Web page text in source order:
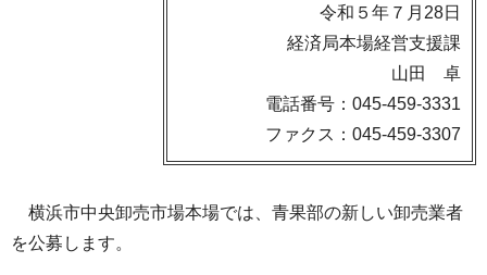
令和５年７月28日
経済局本場経営支援課
山田 卓
電話番号：045-459-3331
ファクス：045-459-3307
横浜市中央卸売市場本場では、青果部の新しい卸売業者
を公募します。